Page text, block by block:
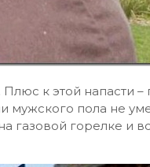
к этой напасти
мужского пола не
газовой горелке и